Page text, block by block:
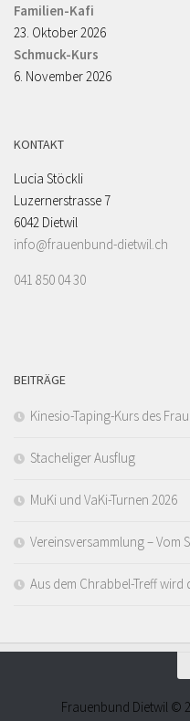
Familien-Kafi
23. Oktober 2026
Schmuck-Kurs
6. November 2026
KONTAKT
Lucia Stöckli
Luzernerstrasse 7
6042 Dietwil
info@frauenbund-dietwil.ch
041 850 04 30
BEITRÄGE
Kinesio-Taping-Kurs des
Stacheliger Ausflug
MuKi und VaKi-Turnen 2026
Vereinsversammlung – Vom
Aus dem Chrabbel-Treff wird
Frauenbund Dietwil ©